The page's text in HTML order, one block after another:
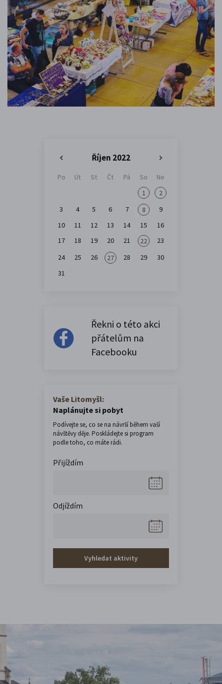
Říjen 2022
Po Út St Čt Pá So
Ne
1
2
3
4 5 6 7 8
9
10
11 12 13 14 15
16
17
18 19 20 21 22
23
24
25 26 27 28 29
30
31
Řekni o této akci
přátelům na
Facebooku
Vaše Litomyšl:
Naplánujte si pobyt
Podívejte se, co se na návrší během vaší
návštěvy děje. Poskládejte si program
podle toho, co máte rádi.
Přijíždím
Odjíždím
Vyhledat aktivity